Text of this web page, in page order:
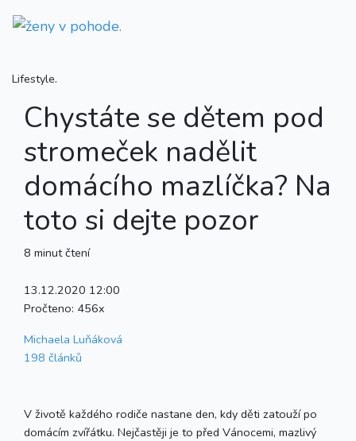
Lifestyle.
Chystáte se dětem pod
stromeček nadělit
domácího mazlíčka? Na
toto si dejte pozor
8 minut čtení
13.12.2020 12:00
Pročteno: 456x
Michaela Luňáková
198 článků
V životě každého rodiče nastane den, kdy děti zatouží po
domácím zvířátku. Nejčastěji je to před Vánocemi, mazlivý